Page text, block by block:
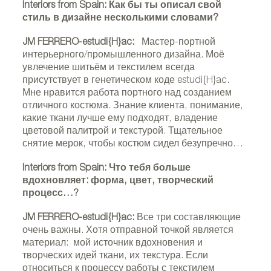
Interiors from Spain: Как бы ты описал свой
стиль в дизайне несколькими словами?
JM FERRERO-estudi{H}ac: Мастер-портной
интерьерного/промышленного дизайна. Моё
увлечение шитьём и текстилем всегда
присутствует в генетическом коде estudi{H}ac.
Мне нравится работа портного над созданием
отличного костюма. Знание клиента, понимание,
какие ткани лучше ему подходят, владение
цветовой палитрой и текстурой. Тщательное
снятие мерок, чтобы костюм сидел безупречно…
Interiors from Spain: Что тебя больше
вдохновляет: форма, цвет, творческий
процесс…?
JM FERRERO-estudi{H}ac: Все три составляющие
очень важны. Хотя отправной точкой является
материал: мой источник вдохновения и
творческих идей ткани, их текстура. Если
относиться к процессу работы с текстилем